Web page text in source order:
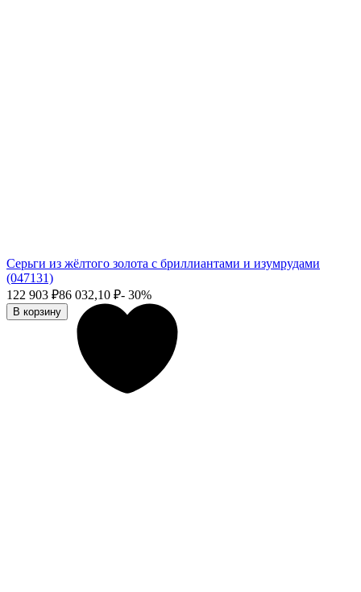
Серьги из жёлтого золота с бриллиантами и изумрудами
(047131)
122 903 ₽86 032,10 ₽- 30%
В корзину